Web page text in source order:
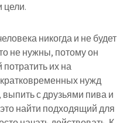
цели.
никогда и не будет
не нужны, потому он
их на
нужд
выпить с друзьями пива и
найти подходящий для